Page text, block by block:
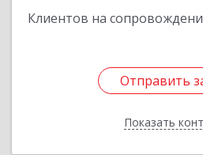
Клиентов на
Отправить
Показать
Отправить
Назад